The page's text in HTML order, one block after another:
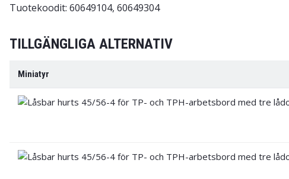
Tuotekoodit: 60649104, 60649304
TILLGÄNGLIGA ALTERNATIV
Miniatyr